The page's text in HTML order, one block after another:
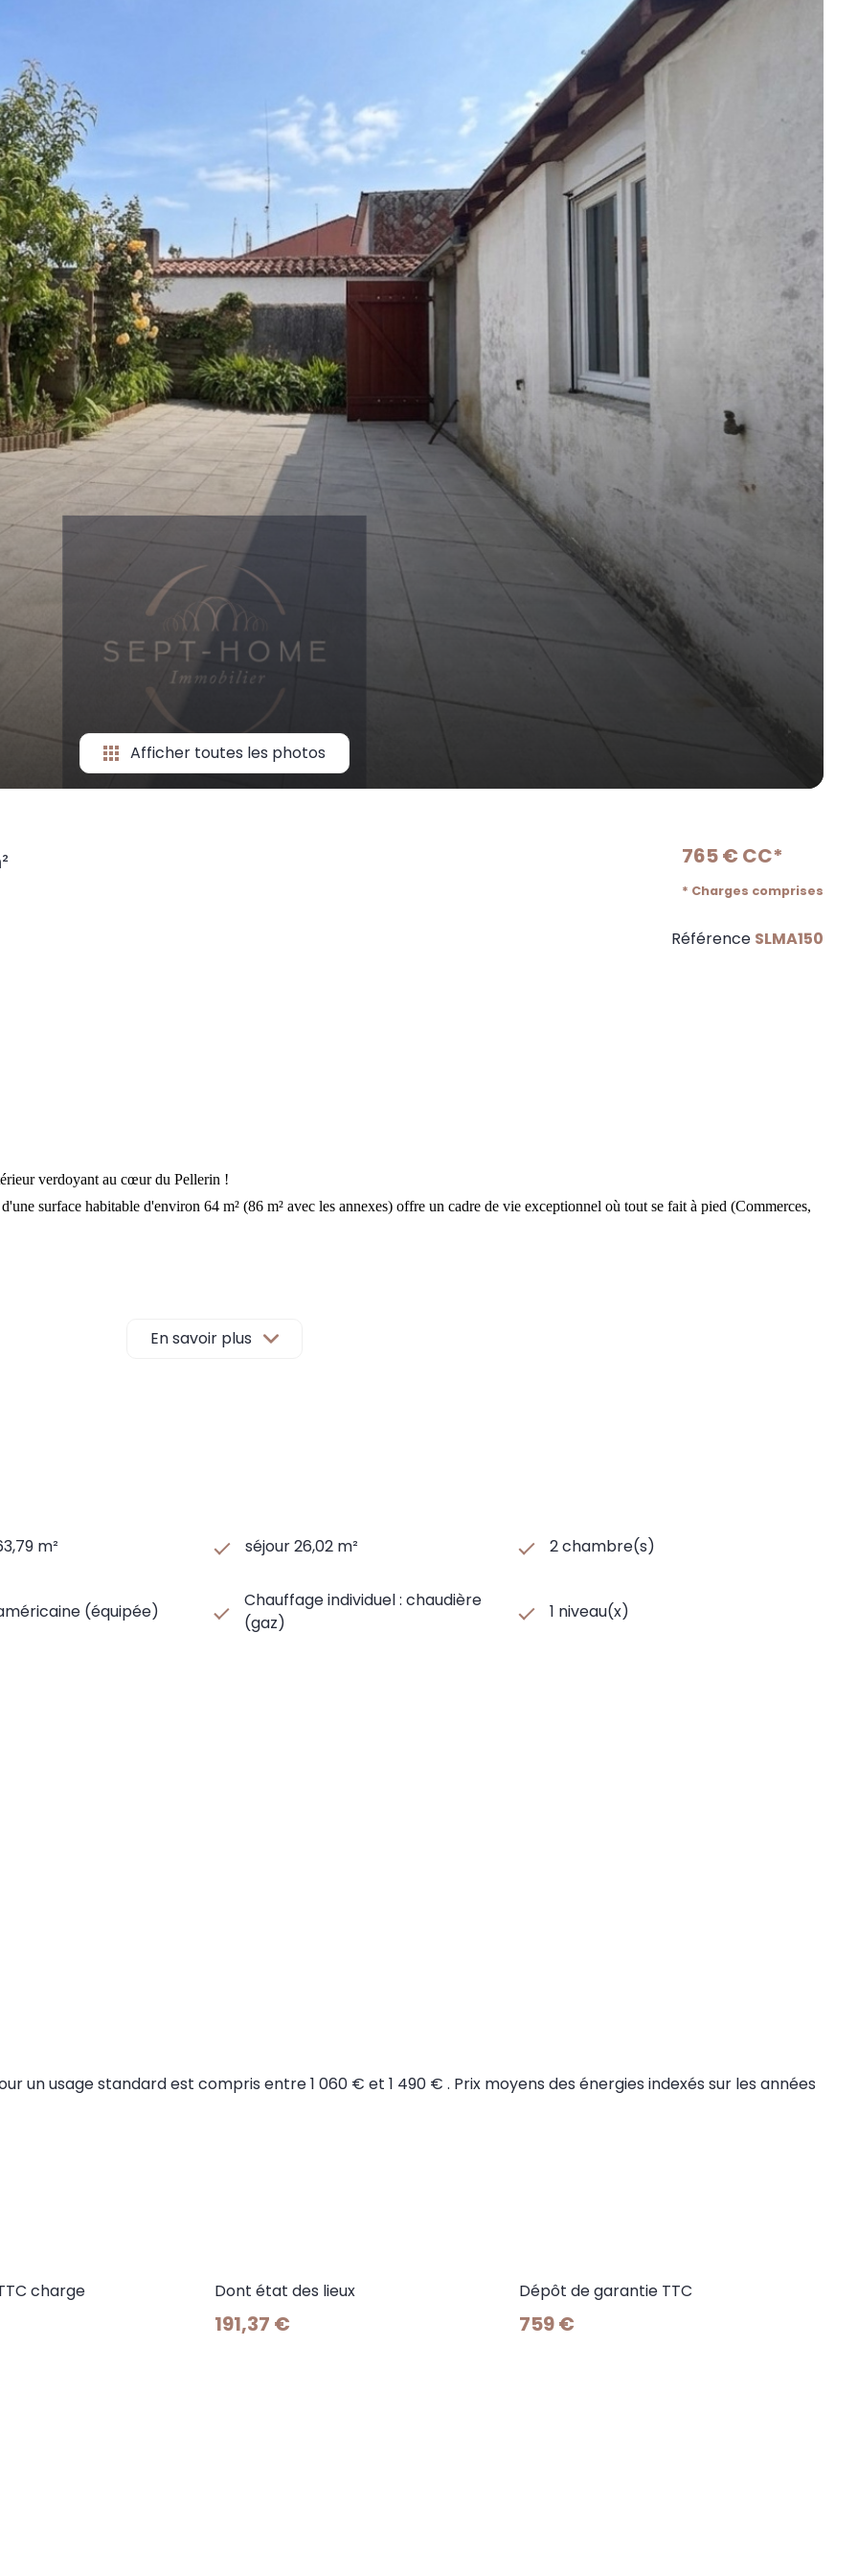
Afficher toutes les photos
765 € CC*
* Charges comprises
Référence SLMA150
verdoyant au cœur du Pellerin !
surface habitable d'environ 64 m² (86 m² avec les annexes) offre un cadre de vie exceptionnel où tout se fait à pied (Commerces,
constitue un autre espace de stockage
pour les déjeuners ensoleillés
1060 € et 1490 € (prix moyens indexés sur les années 2021, 2022 et 2023, abonnements compris).
En savoir plus
m² séjour 26,02 m² 2 chambre(s)
(équipée)
Chauffage individuel : chaudière
(gaz)
1 niveau(x)
un usage standard est compris entre 1 060 € et 1 490 € . Prix moyens des énergies indexés sur les années
charge
Dont état des lieux
191,37 €
Dépôt de garantie TTC
759 €